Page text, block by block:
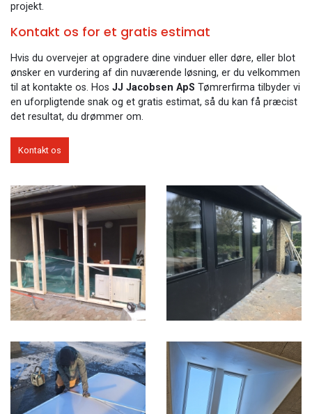
projekt.
Kontakt os for et gratis estimat
Hvis du overvejer at opgradere dine vinduer eller døre, eller blot
ønsker en vurdering af din nuværende løsning, er du velkommen
til at kontakte os. Hos JJ Jacobsen ApS Tømrerfirma tilbyder vi
en uforpligtende snak og et gratis estimat, så du kan få præcist
det resultat, du drømmer om.
Kontakt os